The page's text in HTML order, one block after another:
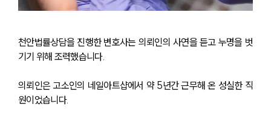
천안법률상담을 진행한 변호사는 의뢰인의 사연을 듣고 누명을 벗
기기 위해 조력했습니다.
의뢰인은 고소인의 네일아트샵에서 약 5년간 근무해 온 성실한 직
원이었습니다.